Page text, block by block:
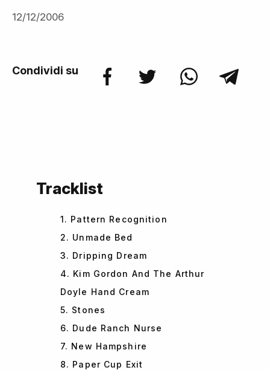
12/12/2006
Condividi su
Tracklist
1. Pattern Recognition
2. Unmade Bed
3. Dripping Dream
4. Kim Gordon And The Arthur
Doyle Hand Cream
5. Stones
6. Dude Ranch Nurse
7. New Hampshire
8. Paper Cup Exit